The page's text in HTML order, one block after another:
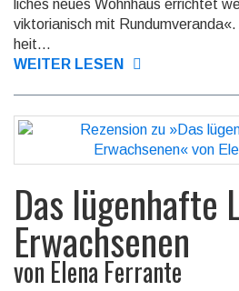
liches neues Wohnhaus errichtet
viktoria­nisch mit
heit...
WEITER LESEN
Das lügenhafte
Erwachsenen
von Elena Ferrante